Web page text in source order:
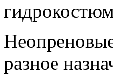
разное